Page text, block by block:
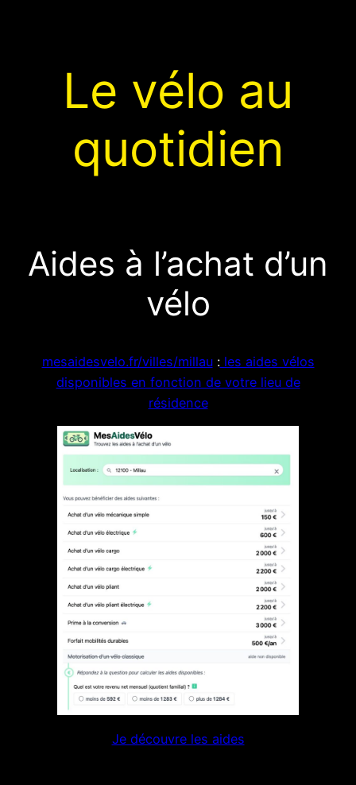
Le vélo au
quotidien
Aides à l’achat d’un
vélo
mesaidesvelo.fr/villes/millau:les aides vélos
disponibles en fonction de votre lieu de
résidence
Je découvre les aides